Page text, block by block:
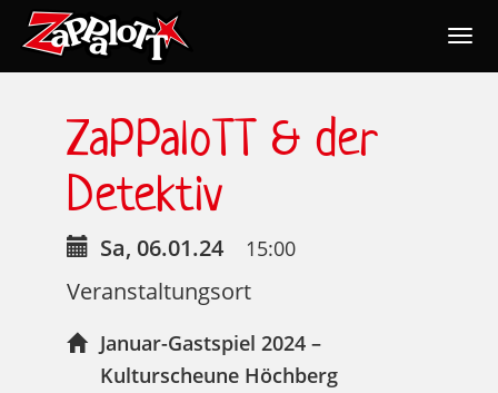
ZaPPaloTT & der
Detektiv
Sa, 06.01.24 15:00
Veranstaltungsort
Januar-Gastspiel 2024 –
Kulturscheune Höchberg